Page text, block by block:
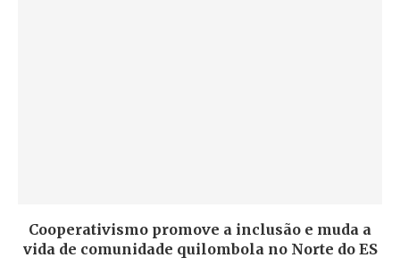
Cooperativismo promove a inclusão e muda a
vida de comunidade quilombola no Norte do ES